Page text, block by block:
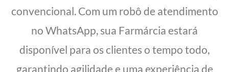
convencional. Com um robô de atendimento
no WhatsApp, sua Farmárcia estará
disponível para os clientes o tempo todo,
garantindo agilidade e uma experiência de